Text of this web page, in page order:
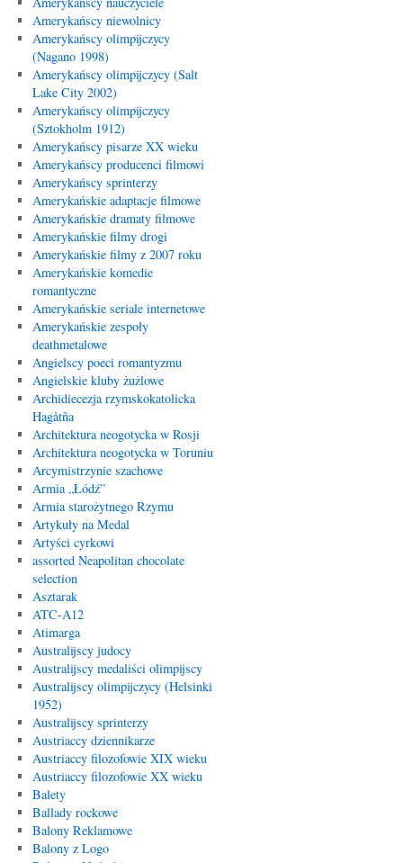
Amerykańscy niewolnicy
Amerykańscy olimpijczycy
(Nagano 1998)
Amerykańscy olimpijczycy (Salt
Lake City 2002)
Amerykańscy olimpijczycy
(Sztokholm 1912)
Amerykańscy pisarze XX wieku
Amerykańscy producenci filmowi
Amerykańscy sprinterzy
Amerykańskie adaptacje filmowe
Amerykańskie dramaty filmowe
Amerykańskie filmy drogi
Amerykańskie filmy z 2007 roku
Amerykańskie komedie
romantyczne
Amerykańskie seriale internetowe
Amerykańskie zespoły
deathmetalowe
Angielscy poeci romantyzmu
Angielskie kluby żużlowe
Archidiecezja rzymskokatolicka
Hagåtña
Architektura neogotycka w Rosji
Architektura neogotycka w Toruniu
Arcymistrzynie szachowe
Armia „Łódź”
Armia starożytnego Rzymu
Artykuły na Medal
Artyści cyrkowi
assorted Neapolitan chocolate
selection
Asztarak
ATC-A12
Atimarga
Australijscy judocy
Australijscy medaliści olimpijscy
Australijscy olimpijczycy (Helsinki
1952)
Australijscy sprinterzy
Austriaccy dziennikarze
Austriaccy filozofowie XIX wieku
Austriaccy filozofowie XX wieku
Balety
Ballady rockowe
Balony Reklamowe
Balony z Logo